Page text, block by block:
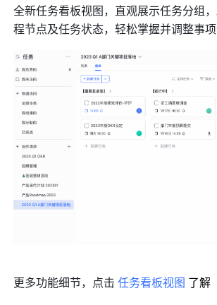
全新任务看板视图，直观展示任务分组
程节点及任务状态，轻松掌握并调整事项
更多功能细节，点击 任务看板视图 了解